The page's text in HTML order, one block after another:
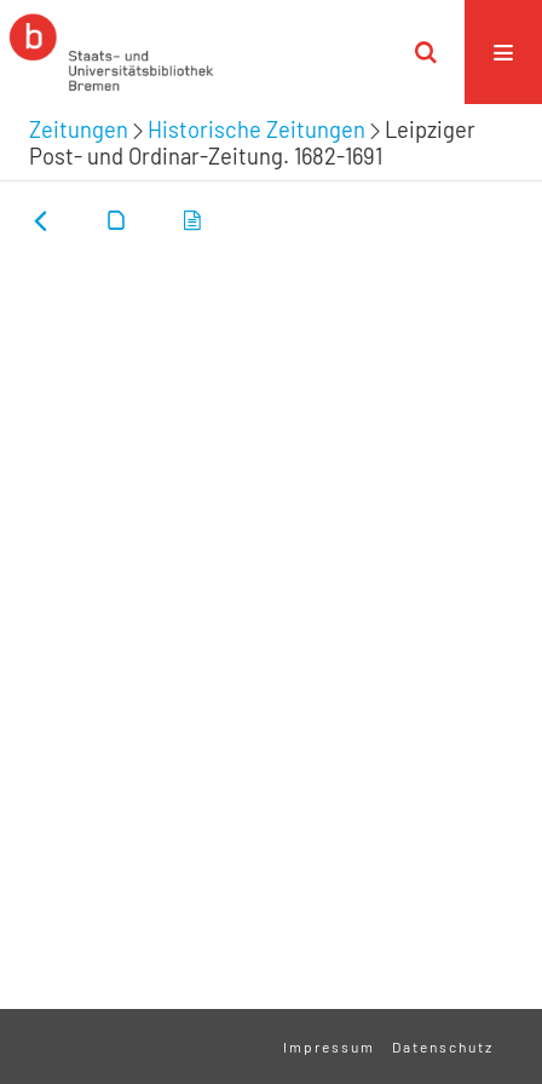
Zeitungen Historische Zeitungen
Leipziger
Post- und Ordinar-Zeitung. 1682-1691
Impressum Datenschutz